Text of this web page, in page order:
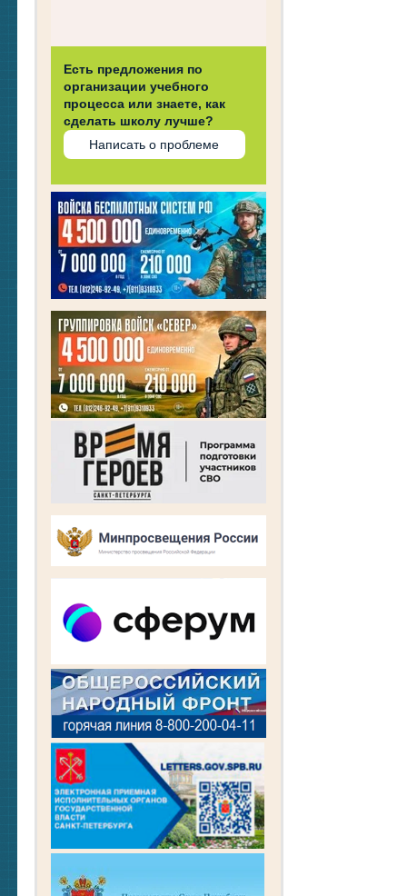
Есть предложения по
организации учебного
процесса или знаете, как
сделать школу лучше?
Написать о проблеме